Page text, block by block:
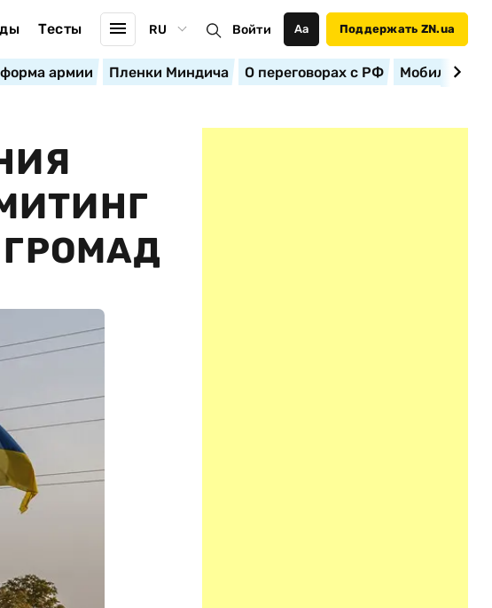
Тесты RU Войти Аа Поддержать ZN.ua
армии Пленки Миндича О переговорах с РФ